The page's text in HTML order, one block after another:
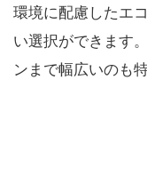
環境に配慮したエ
い選択ができます
ンまで幅広いのも